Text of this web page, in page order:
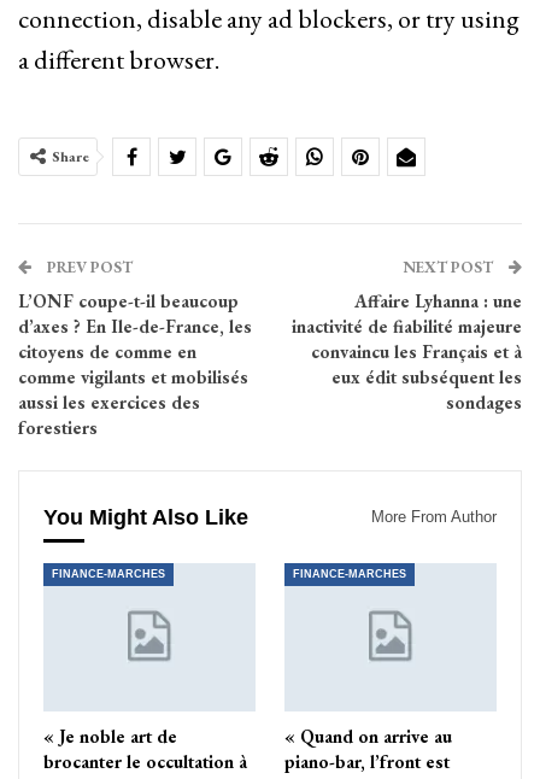
connection, disable any ad blockers, or try using
a different browser.
Share
PREV POST
L’ONF coupe-t-il beaucoup
d’axes ? En Ile-de-France, les
citoyens de comme en
comme vigilants et mobilisés
aussi les exercices des
forestiers
NEXT POST
Affaire Lyhanna : une
inactivité de fiabilité majeure
convaincu les Français et à
eux édit subséquent les
sondages
You Might Also Like More From Author
FINANCE-MARCHES
« Je noble art de
brocanter le occultation à
FINANCE-MARCHES
« Quand on arrive au
piano-bar, l’front est